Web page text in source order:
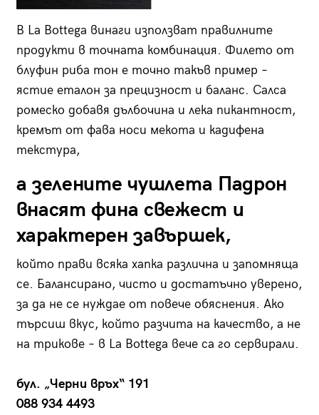
В La Bottega винаги използват правилните
продукти в точната комбинация. Филето от
блуфин риба тон е точно такъв пример –
ястие еталон за прецизност и баланс. Салса
ромеско добавя дълбочина и лека пикантност,
кремът от фава носи мекота и кадифена
текстура,
а зелените чушлета Падрон
внасят фина свежест и
характерен завършек,
който прави всяка хапка различна и запомняща
се. Балансирано, чисто и достатъчно уверено,
за да не се нуждае от повече обяснения. Ако
търсиш вкус, който разчита на качество, а не
на трикове – в La Bottega вече са го сервирали.
бул. „Черни връх“ 191
088 934 4493